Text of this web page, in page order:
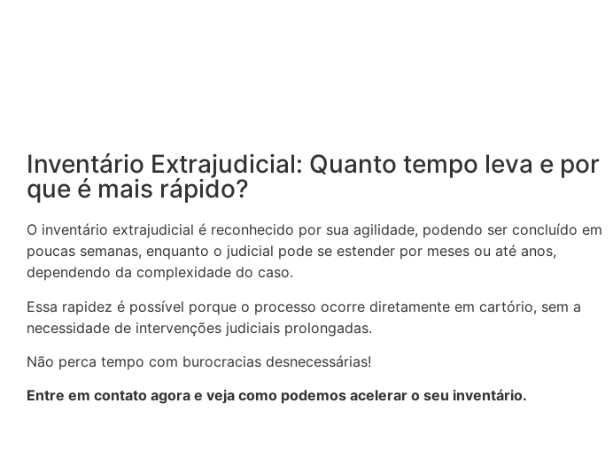
Inventário Extrajudicial: Quanto tempo leva e por
que é mais rápido?
O inventário extrajudicial é reconhecido por sua agilidade, podendo ser concluído em
poucas semanas, enquanto o judicial pode se estender por meses ou até anos,
dependendo da complexidade do caso.
Essa rapidez é possível porque o processo ocorre diretamente em cartório, sem a
necessidade de intervenções judiciais prolongadas.
Não perca tempo com burocracias desnecessárias!
Entre em contato agora e veja como podemos acelerar o seu inventário.